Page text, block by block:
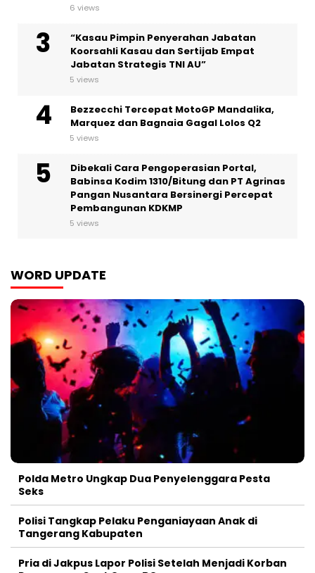
6 views
“Kasau Pimpin Penyerahan Jabatan
Koorsahli Kasau dan Sertijab Empat
Jabatan Strategis TNI AU”
5 views
Bezzecchi Tercepat MotoGP Mandalika,
Marquez dan Bagnaia Gagal Lolos Q2
5 views
Dibekali Cara Pengoperasian Portal,
Babinsa Kodim 1310/Bitung dan PT Agrinas
Pangan Nusantara Bersinergi Percepat
Pembangunan KDKMP
5 views
WORD UPDATE
Polda Metro Ungkap Dua Penyelenggara Pesta
Seks
Polisi Tangkap Pelaku Penganiayaan Anak di
Tangerang Kabupaten
Pria di Jakpus Lapor Polisi Setelah Menjadi Korban